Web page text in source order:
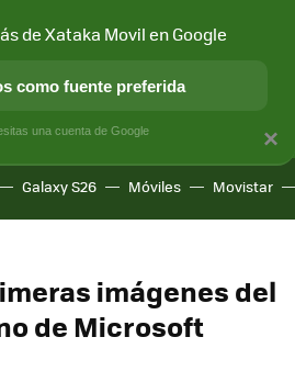
Y SOCIEDAD APLICACIONES
Galaxy S26 Móviles Movistar
imágenes del
de Microsoft
×
de Xataka Movil en Google
como fuente preferida
una cuenta de Google